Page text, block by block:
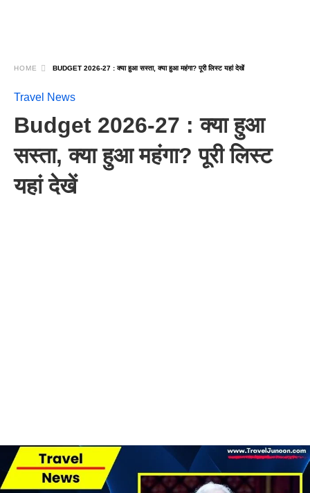
HOME BUDGET 2026-27 : क्या हुआ सस्ता, क्या हुआ महंगा? पूरी लिस्ट यहां देखें
Travel News
Budget 2026-27 : क्या हुआ
सस्ता, क्या हुआ महंगा? पूरी लिस्ट
यहां देखें